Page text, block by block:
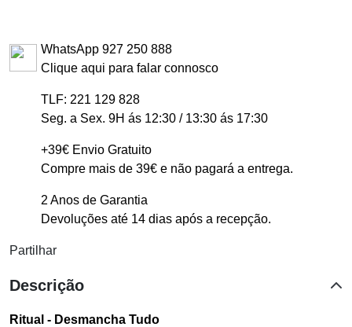
WhatsApp 927 250 888
Clique aqui para falar connosco
TLF: 221 129 828
Seg. a Sex. 9H ás 12:30 / 13:30 ás 17:30
+39€ Envio Gratuito
Compre mais de 39€ e não pagará a entrega.
2 Anos de Garantia
Devoluções até 14 dias após a recepção.
Partilhar
Descrição
Ritual - Desmancha Tudo